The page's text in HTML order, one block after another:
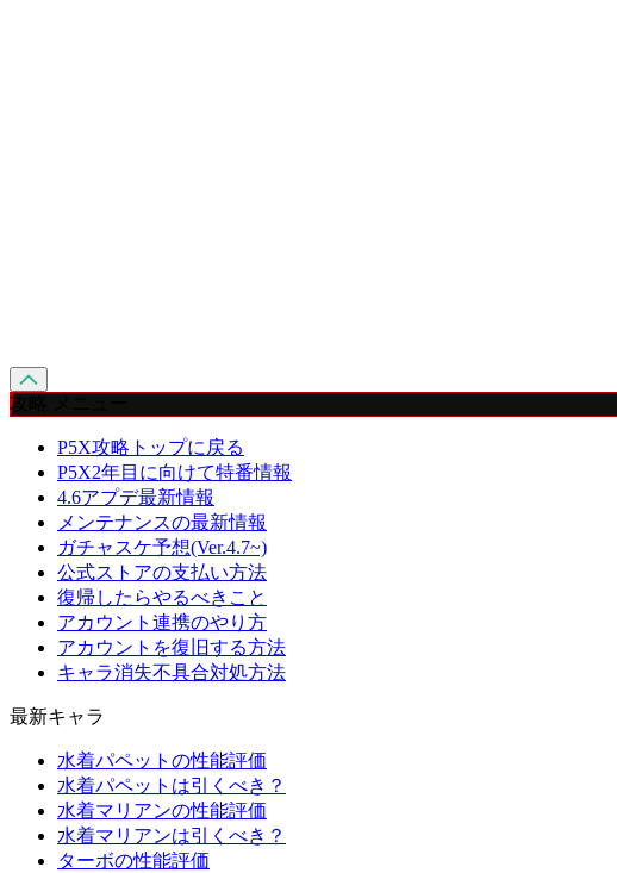
攻略 メニュー
P5X攻略トップに戻る
P5X2年目に向けて特番情報
4.6アプデ最新情報
メンテナンスの最新情報
ガチャスケ予想(Ver.4.7~)
公式ストアの支払い方法
復帰したらやるべきこと
アカウント連携のやり方
アカウントを復旧する方法
キャラ消失不具合対処方法
最新キャラ
水着パペットの性能評価
水着パペットは引くべき？
水着マリアンの性能評価
水着マリアンは引くべき？
ターボの性能評価